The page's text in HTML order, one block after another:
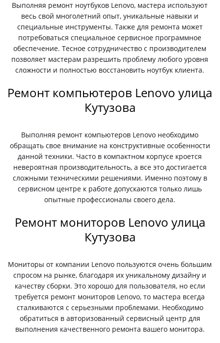
Выполняя ремонт ноутбуков Lenovo, мастера используют
весь свой многолетний опыт, уникальные навыки и
специальные инструменты. Также для ремонта может
потребоваться специальное сервисное программное
обеспечение. Тесное сотрудничество с производителем
позволяет мастерам разрешить проблему любого уровня
сложности и полностью восстановить ноутбук клиента.
Ремонт компьютеров Lenovo улица
Кутузова
Выполняя ремонт компьютеров Lenovo необходимо
обращать свое внимание на конструктивные особенности
данной техники. Часто в компактном корпусе кроется
невероятная производительность, а все это достигается
сложными техническими решениями. Именно поэтому в
сервисном центре к работе допускаются только лишь
опытные профессионалы своего дела.
Ремонт мониторов Lenovo улица
Кутузова
Мониторы от компании Lenovo пользуются очень большим
спросом на рынке, благодаря их уникальному дизайну и
качеству сборки. Это хорошо для пользователя, но если
требуется ремонт мониторов Lenovo, то мастера всегда
сталкиваются с серьезными проблемами. Необходимо
обратиться в авторизованный сервисный центр для
выполнения качественного ремонта вашего монитора.